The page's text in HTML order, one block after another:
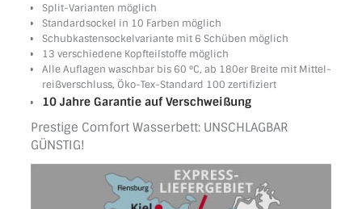
Split-Varianten möglich
Standardsockel in 10 Farben möglich
Schubkastensockelvariante mit 6 Schüben möglich
13 verschiedene Kopfteilstoffe möglich
Alle Auflagen waschbar bis 60 °C, ab 180er Breite mit Mittel­
reiß­ver­schluss, Öko-Tex-Standard 100 zertifiziert
10 Jahre Garantie auf Verschweißung
Prestige Comfort Wasserbett: UNSCHLAGBAR
GÜNSTIG!